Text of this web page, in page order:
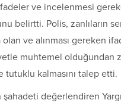
ve incelenmesi
belirtti. Polis, zanlıların
ve alınması gereken
muhtemel olduğundan
kalmasını talep etti.
değerlendiren